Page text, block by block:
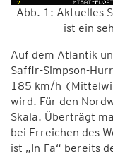
Abb. 1: Aktuelles
ist ein
Auf dem Atlantik
Saffir-Simpson-
185 km/h
wird. Für den
Skala. Überträgt
bei Erreichen des
ist „In-Fa“ bereits